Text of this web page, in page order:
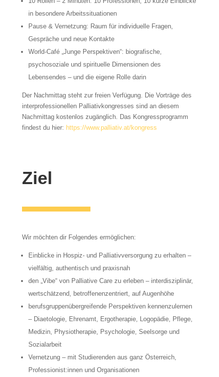
in besondere Arbeitssituationen
Pause & Vernetzung: Raum für individuelle Fragen,
Gespräche und neue Kontakte
World-Café „Junge Perspektiven“: biografische,
psychosoziale und spirituelle Dimensionen des
Lebensendes – und die eigene Rolle darin
Der Nachmittag steht zur freien Verfügung. Die Vorträge des
interprofessionellen Palliativkongresses sind an diesem
Nachmittag kostenlos zugänglich. Das Kongressprogramm
findest du hier: https://www.palliativ.at/kongress
Ziel
Wir möchten dir Folgendes ermöglichen:
Einblicke in Hospiz- und Palliativversorgung zu erhalten –
vielfältig, authentisch und praxisnah
den „Vibe“ von Palliative Care zu erleben – interdisziplinär,
wertschätzend, betroffenenzentriert, auf Augenhöhe
berufsgruppenübergreifende Perspektiven kennenzulernen
– Diaetologie, Ehrenamt, Ergotherapie, Logopädie, Pflege,
Medizin, Physiotherapie, Psychologie, Seelsorge und
Sozialarbeit
Vernetzung – mit Studierenden aus ganz Österreich,
Professionist:innen und Organisationen